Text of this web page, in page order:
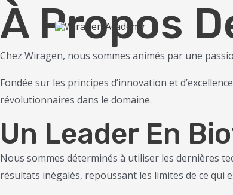
Aller
au
contenu
À Propos
Chez Wiragen, nous sommes animés par une
Fondée sur les principes d’innovation et
révolutionnaires dans le domaine.
Un Leader En
Nous sommes déterminés à utiliser les dernières
résultats inégalés, repoussant les limites de ce qui